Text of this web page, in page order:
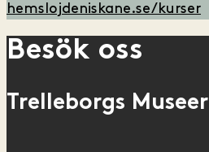
hemslojdeniskane.se/kurser
Besök oss
Trelleborgs Museer